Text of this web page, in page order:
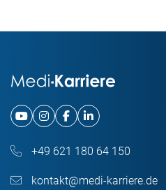
+49 621 180 64 150
kontakt@medi-karriere.de